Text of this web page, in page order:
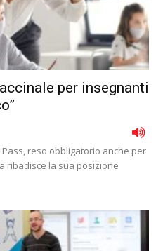
per insegnanti
reso obbligatorio anche per
ribadisce la sua posizione